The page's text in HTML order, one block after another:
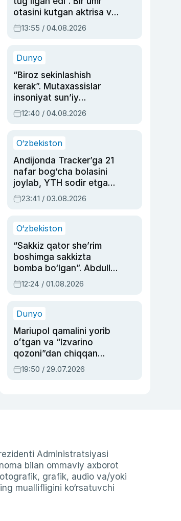
otasini kutgan aktrisa va
dublyaj ustasi Rimma
Ahmedovaning
13:55 / 04.08.2026
Dunyo
“Biroz sekinlashish
kerak”. Mutaxassislar
insoniyat sun’iy
intellektni boshqara
olmay qolishidan xavotir
12:40 / 04.08.2026
O‘zbekiston
Andijonda Tracker’ga 21
nafar bog‘cha bolasini
joylab, YTH sodir etgan
ayolga sud hukmi o‘qildi
23:41 / 03.08.2026
O‘zbekiston
“Sakkiz qator she’rim
boshimga sakkizta
bomba bo‘lgan”. Abdulla
Oripovni siyosiy
ayblovlardan asrab
12:24 / 01.08.2026
Dunyo
Mariupol qamalini yorib
oʻtgan va “Izvarino
qozoni”dan chiqqan
qahramon — Ukraina
armiyasi bosh
19:50 / 29.07.2026
Administratsiyasi
bilan ommaviy axborot
grafik, audio va/yoki
muallifligini ko‘rsatuvchi